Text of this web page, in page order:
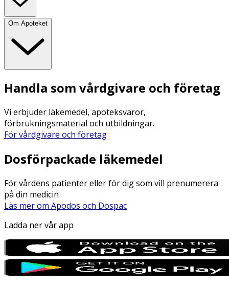
Om Apoteket
Handla som vårdgivare och företag
Vi erbjuder läkemedel, apoteksvaror,
förbrukningsmaterial och utbildningar.
För vårdgivare och företag
Dosförpackade läkemedel
För vårdens patienter eller för dig som vill prenumerera
på din medicin
Läs mer om Apodos och Dospac
Ladda ner vår app